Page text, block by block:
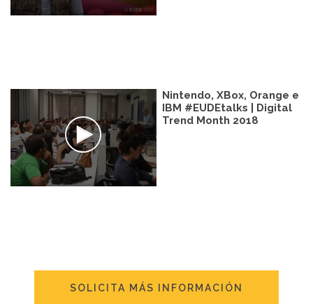
Nintendo, XBox, Orange e
IBM #EUDEtalks | Digital
Trend Month 2018
SOLICITA MÁS INFORMACIÓN